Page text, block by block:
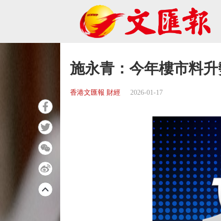
施永青：今年樓市料
香港文匯報 財經 2026-01-17